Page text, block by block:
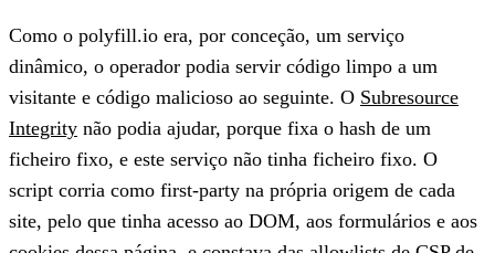
Como o polyfill.io era, por conceção, um serviço
dinâmico, o operador podia servir código limpo a um
visitante e código malicioso ao seguinte. O Subresource
Integrity não podia ajudar, porque fixa o hash de um
ficheiro fixo, e este serviço não tinha ficheiro fixo. O
script corria como first-party na própria origem de cada
site, pelo que tinha acesso ao DOM, aos formulários e aos